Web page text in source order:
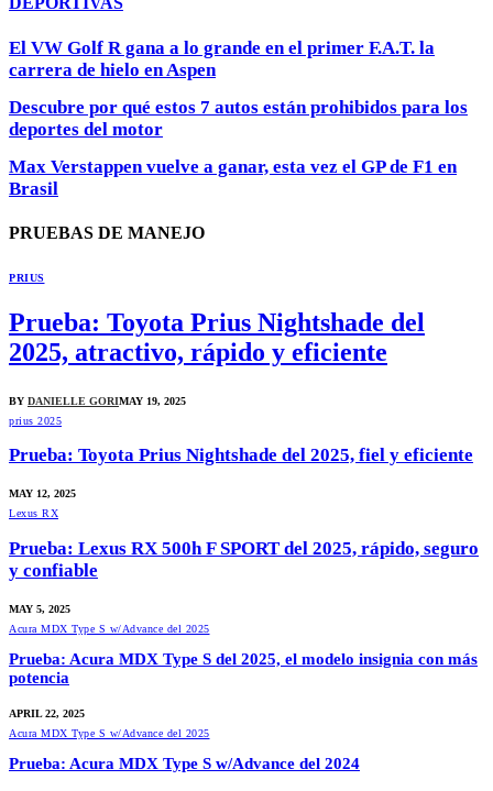
El VW Golf R gana a lo grande en el primer F.A.T. la
carrera de hielo en Aspen
Descubre por qué estos 7 autos están prohibidos para los
deportes del motor
Max Verstappen vuelve a ganar, esta vez el GP de F1 en
Brasil
PRUEBAS DE MANEJO
PRIUS
Prueba: Toyota Prius Nightshade del
2025, atractivo, rápido y eficiente
BY DANIELLE GORIMAY 19, 2025
prius 2025
Prueba: Toyota Prius Nightshade del 2025, fiel y eficiente
MAY 12, 2025
Lexus RX
Prueba: Lexus RX 500h F SPORT del 2025, rápido, seguro
y confiable
MAY 5, 2025
Acura MDX Type S w/Advance del 2025
Prueba: Acura MDX Type S del 2025, el modelo insignia con más
potencia
APRIL 22, 2025
Acura MDX Type S w/Advance del 2025
Prueba: Acura MDX Type S w/Advance del 2024